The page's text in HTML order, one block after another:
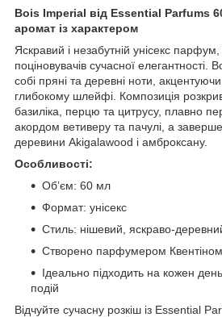
Bois Imperial від Essential Parfums
аромат із характером
Яскравий і незабутній унісекс
поціновувачів сучасної елегантності.
собі пряні та деревні ноти,
глибокому шлейфі. Композиція
базиліка, перцю та цитрусу, плавно
акордом ветиверу та пачулі, а
деревини Akigalawood і амброксану.
Особливості:
Обʼєм: 60 мл
Формат: унісекс
Стиль: нішевий, яскраво-
Створено парфумером
Ідеально підходить на кожен
подій
Відчуйте сучасну розкіш із Essential